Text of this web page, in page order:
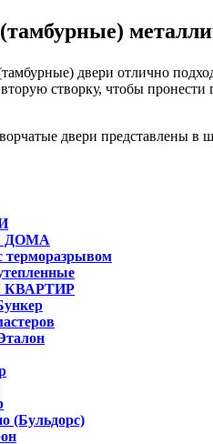
двери отлично
створку, чтобы
двери представлены
ДОМА
терморазрывом
КВАРТИР
(Бульдорс)